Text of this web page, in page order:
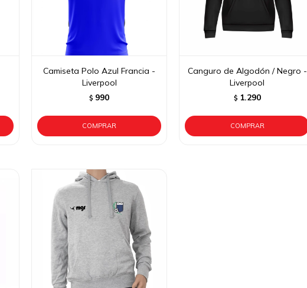
Camiseta Polo Azul Francia -
Liverpool
$ 990
Canguro de Algodón / Negro -
Liverpool
$ 1.290